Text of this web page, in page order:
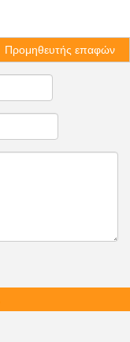
Προμηθευτής επαφών